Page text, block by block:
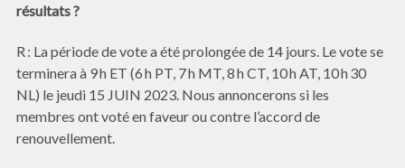
résultats ?
R : La période de vote a été prolongée de 14 jours. Le vote se
terminera à 9 h ET (6 h PT, 7 h MT, 8 h CT, 10 h AT, 10 h 30
NL) le jeudi 15 JUIN 2023. Nous annoncerons si les
membres ont voté en faveur ou contre l’accord de
renouvellement.